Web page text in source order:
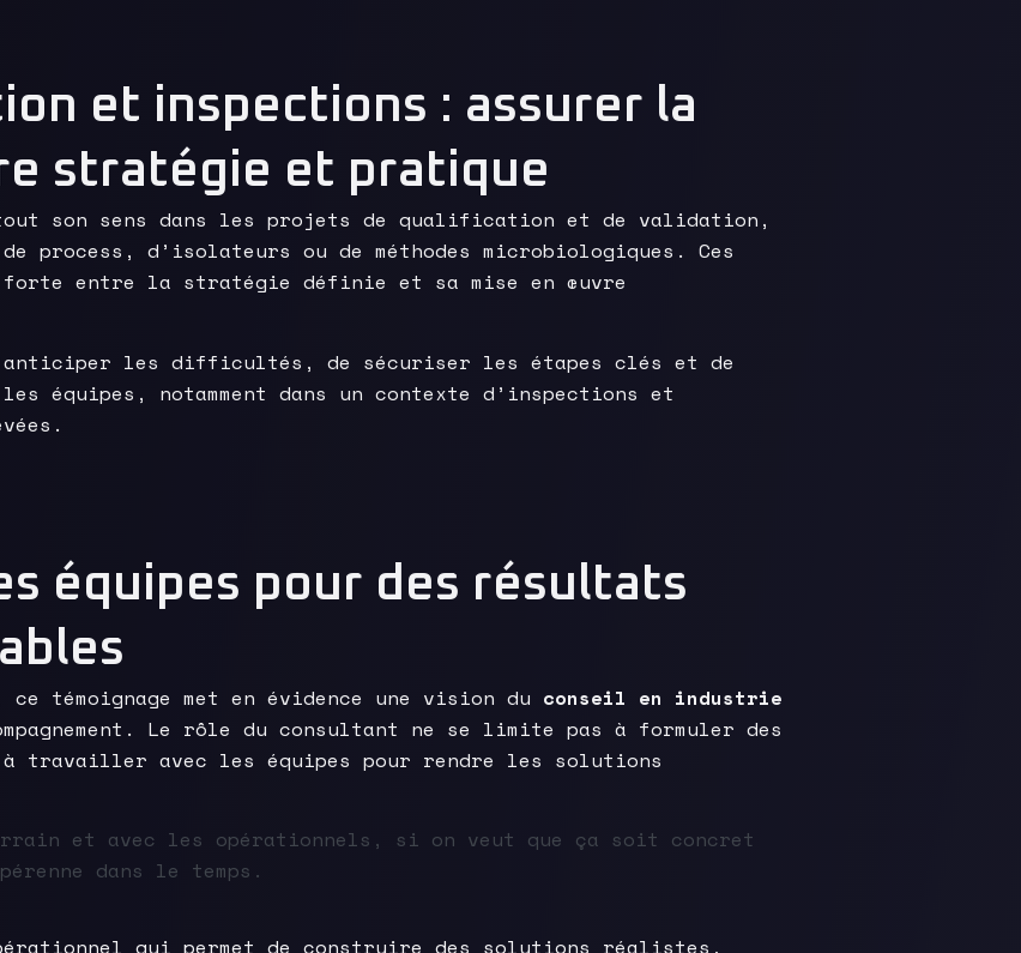
et inspections : assurer la
stratégie et pratique
son sens dans les projets de qualification et de validation,
process, d’isolateurs ou de méthodes microbiologiques. Ces
forte entre la stratégie définie et sa mise en œuvre
les difficultés, de sécuriser les étapes clés et de
notamment dans un contexte d’inspections et
équipes pour des résultats
témoignage met en évidence une vision du conseil en industrie
Le rôle du consultant ne se limite pas à formuler des
à travailler avec les équipes pour rendre les solutions
et avec les opérationnels, si on veut que ça soit concret
dans le temps.